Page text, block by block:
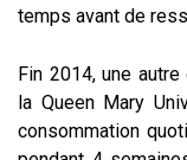
temps avant de
Fin 2014, une
la Queen Mary
consommation